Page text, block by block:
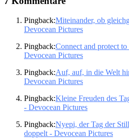
Pingback:Miteinander, ob
Devocean Pictures
Pingback:Connect and protect
Devocean Pictures
Pingback:Auf, auf, in die Welt
Devocean Pictures
Pingback:Kleine Freuden des
- Devocean Pictures
Pingback:Nyepi, der Tag der
doppelt - Devocean Pictures